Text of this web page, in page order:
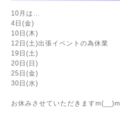
10月は…
4日(金)
10日(木)
12日(土)出張イベントの為休業
19日(土)
20日(日)
25日(金)
30日(水)
お休みさせていただきますm(__)m